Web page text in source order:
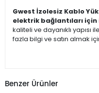
Gwest İzolesiz Kablo
elektrik bağlantıları
kaliteli ve dayanıklı yapısı
fazla bilgi ve satın almak
Benzer Ürünler